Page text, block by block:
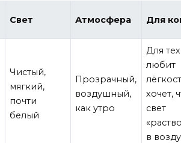
Свет Атмосфера Для
Чистый,
мягкий,
почти
белый
Прозрачный,
воздушный,
как утро
Для
любит
хочет,
свет
в